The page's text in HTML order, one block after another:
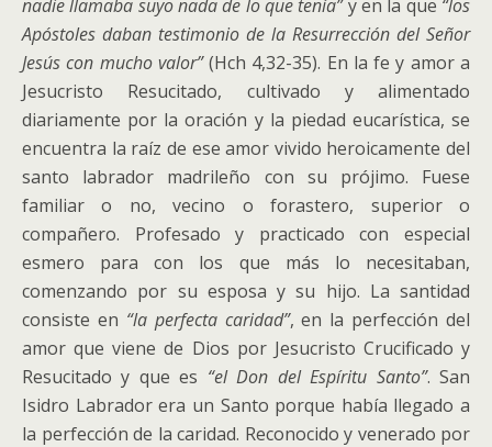
nadie llamaba suyo nada de lo que tenía”y en la que “los
Apóstoles daban testimonio de la Resurrección del Señor
Jesús con mucho valor”(Hch 4,32-35). En la fe y amor a
Jesucristo Resucitado, cultivado y alimentado
diariamente por la oración y la piedad eucarística, se
encuentra la raíz de ese amor vivido heroicamente del
santo labrador madrileño con su prójimo. Fuese
familiar o no, vecino o forastero, superior o
compañero. Profesado y practicado con especial
esmero para con los que más lo necesitaban,
comenzando por su esposa y su hijo. La santidad
consiste en “la perfecta caridad”, en la perfección del
amor que viene de Dios por Jesucristo Crucificado y
Resucitado y que es “el Don del Espíritu Santo”. San
Isidro Labrador era un Santo porque había llegado a
la perfección de la caridad. Reconocido y venerado por